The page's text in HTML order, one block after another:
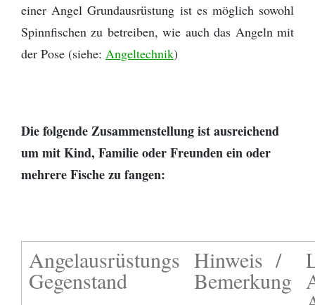
einer Angel Grundausrüstung ist es möglich sowohl
Spinnfischen zu betreiben, wie auch das Angeln mit
der Pose (siehe: Angeltechnik)
Die folgende Zusammenstellung ist ausreichend
um mit Kind, Familie oder Freunden ein oder
mehrere Fische zu fangen:
Angelausrüstungs
Gegenstand
Hinweis /
Bemerkung